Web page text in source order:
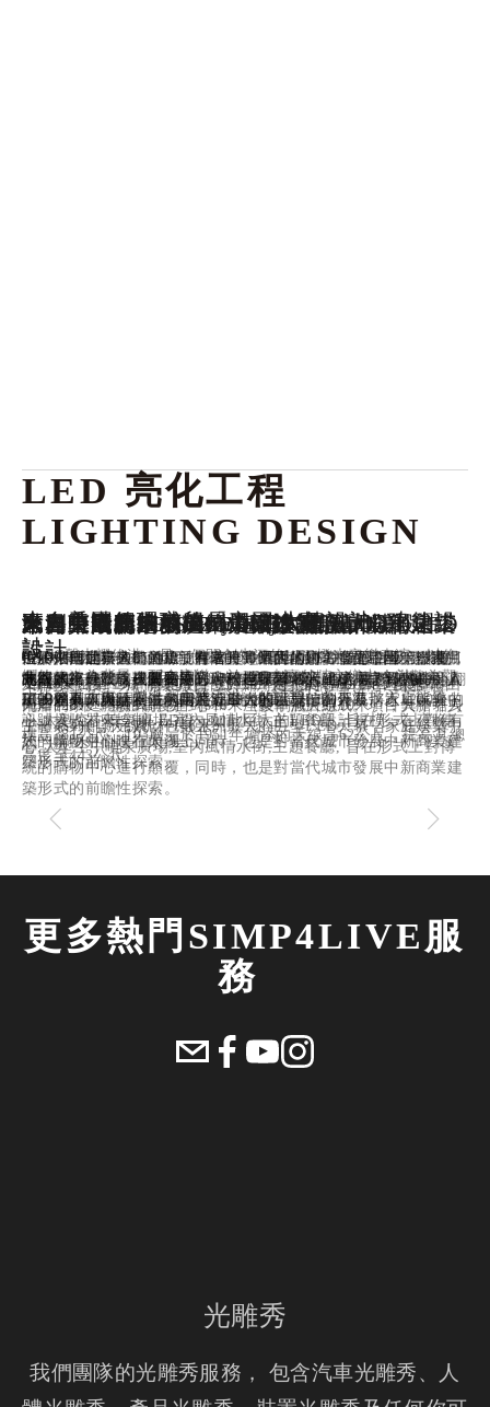
LED 亮化工程
LIGHTING DESIGN
來自香港的環球貿易 LED大樓設計
「ICC聲光耀維港」是一個開創先河的LED燈光音樂表演，以絢
爛的維港為背景，配合音樂，於ICC大廈外牆交織出令人歎為觀
止的聲畫故事，帶出「心繫香港」的訊息，為香港投入正能量。
來自中國廣州的廣州塔「小蠻腰」LED建築
設計
又稱小蠻腰，坊間稱扭紋柴或針筒，海拔高程600米，距離珠江
南岸125米，整體高度達到610米（後削減天線10米），其中塔身
主體454米，天線桅杆146米。
來自美國紐約市的「帝國大廈」LED建築設
計
是位於美國紐約州紐約市曼哈頓第五大道350號、西33街與西34
街之間的一棟著名摩天大樓
樓高381公尺、103層，於1951年增添的天線高62公尺，提高其總
高度至443公尺
來自莫斯科的 Rossiya LED 建築大樓設計
LED燈雕建築入口軸線旋轉30度，周圍環繞著發光二極管覆蓋
的“褶皺”，形成一個長長的過程走廊/橋樑，進入電影院的中心翻
閱我們令人大跌眼鏡的圖片，令人難以置信的外觀。
來自中國喜來登 LED建築大樓設計
位於湖州的喜來登酒店，有著月亮酒店的別名，是中國第一家月
亮型水上建築，建築高度100米、寬度116米，使用了19000套
LED燈具來設計，並利用將近50台的燈光控制器及將近1200台的
訊號接收器來控制LED燈，如此巨大的LED設計規模，在夜晚有
如一輪明月倒映在太湖上。
來自中東的 YAS Marina 旅館LED設計
這個佔地面積達85,000平方米的500間客房的主要設計吸引力是
曲線網格外殼，覆蓋超過5,300個菱形鋼板，包含近5000個
RGBW LED燈具，由RDM協議控制。
世界上最高LED建築 Burj Khalifa 哈利法塔
展示來自世界各地的標誌性建築專業的輪廓。 輪廓會慢慢滾動，
讓觀眾第一次有機會看到選定的世界著名的建築物之間的高度真
正的差異，與哈利法塔高達828米的高度相比。
來自中國北京的LED景館建築設計
位於中國北京的街道上，有著一片巨大的LED牆面設計，點亮了
北京的夜晚，使夜間更添另一種趣味。
瀚海東風第一城LED大樓設計
“瀚海東風第一城”商業項目位於鄭州西北的高檔住宅區，整體由
九層的家庭體驗式購物中心和一座豪華酒店組成。項目大膽引入
了一系列創新元素：包括亞洲最大的巨型LED天幕，家庭娛樂中
心,大型空中噴泉廣場,室內風情水街,主題餐廳, 旨在形式上對傳
統的購物中心進行顛覆，同時，也是對當代城市發展中新商業建
築形式的前瞻性探索。
比利時的新港務局LED大樓 Havenhuis LED
設計
“瀚海東風第一城”商業項目位於鄭州西北的高檔住宅區，整體由
九層的家庭體驗式購物中心和一座豪華酒店組成。項目大膽引入
了一系列創新元素：包括亞洲最大的巨型LED天幕，家庭娛樂中
心,大型空中噴泉廣場,室內風情水街,主題餐廳, 旨在形式上對傳
統的購物中心進行顛覆，同時，也是對當代城市發展中新商業建
築形式的前瞻性探索。
TAGGED:廣州,LED建築,LED染色燈
更多熱門SIMP4LIVE服
務
光雕秀
我們團隊的光雕秀服務， 包含汽車光雕秀、人